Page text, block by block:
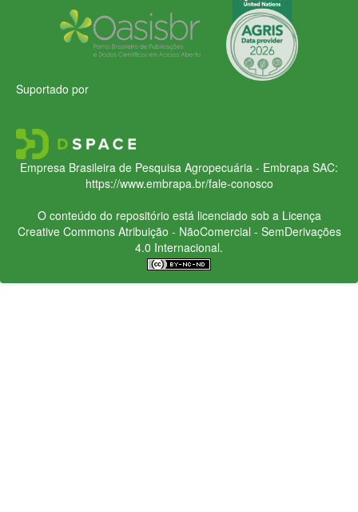
Suportado por
Empresa Brasileira de Pesquisa Agropecuária - Embrapa SAC:
https://www.embrapa.br/fale-conosco
O conteúdo do repositório está licenciado sob a Licença
Creative CommonsAtribuição - NãoComercial - SemDerivações
4.0 Internacional.